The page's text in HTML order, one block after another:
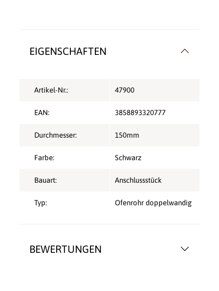
BEWERTUNGEN
EIGENSCHAFTEN
Artikel-Nr.: 47900
EAN: 3858893320777
Durchmesser: 150mm
Farbe: Schwarz
Bauart: Anschlussstück
Typ: Ofenrohr doppelwandig